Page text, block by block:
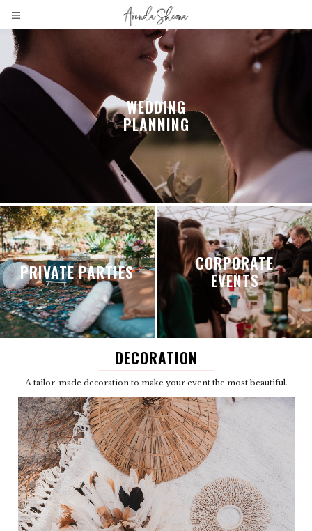
WEDDING
PLANNING
PRIVATE PARTIES CORPORATE
EVENTS
DECORATION
A tailor-made decoration to make your event the most beautiful.